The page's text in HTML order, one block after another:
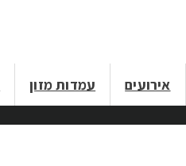
אירועים עמדות מזון